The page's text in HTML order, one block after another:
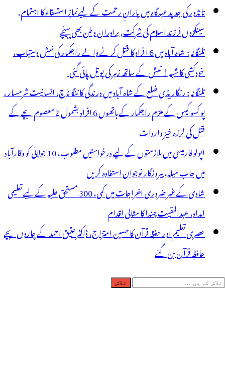
تانڈور کی جدید عیدگاہ میں بارانِ رحمت کے لیےنمازِ استسقاء کا اہتمام,
سینکڑوں فرزند اسلام کی شرکت, برادران وطن بھی پہنچے
تلنگانہ : شاہ آباد میں 6 ا فراد کا قتل کرنے والے راجکمار کی نعش دستیاب،
خودکشی کا شبہ ! نعش کے ساتھ زہر کی بوتل پائی گئی
تلنگانہ : رنگاریڈی ضلع کے شاہ آباد میں درندگی کا ننگا ناچ، انسانیت شرمسار ،
پو کسو کیس کے ملزم راجکمار کے ہاتھوں 6 افراد بشمول 2 معصوم بچے کے
قتل کی لرزہ خیز واردات
اپولو فارمیسی میں ملازمتوں کے لیے درخواستیں مطلوب، 10 جولائی کو وقارآباد
میں جاب میلہ، بیروزگار نوجوان استفادہ کریں
شادی کے غیر ضروری اخراجات میں کمی، 300 مستحق طلبہ کے لیے تعلیمی
امداد، عبدالمقیت چندا کا مثالی اقدام
عصری تعلیم اور حفظِ قرآن کا حسین امتزاج، ڈاکٹر عتیق احمد کے چاروں بچے
حافظِ قرآن بن گئے
تلاش